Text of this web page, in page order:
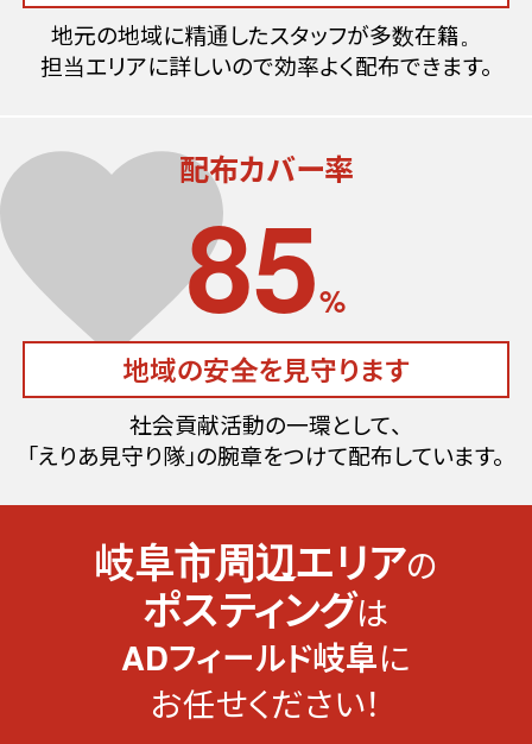
地元の地域に精通したスタッフが多数在籍。
担当エリアに詳しいので効率よく配布できます。
配布カバー率
85%
地域の安全を見守ります
社会貢献活動の一環として、
｢えりあ見守り隊｣の腕章をつけて配布しています。
岐阜市周辺エリアの
ポスティングは
ADフィールド岐阜に
お任せください！